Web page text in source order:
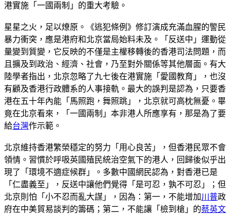
港實施「一國兩制」的重大考驗。
星星之火，足以燎原。《逃犯條例》修訂演成充滿血腥的警民
暴力衝突，應是港府和北京當局始料未及。「反送中」運動從
量變到質變，它反映的不僅是主權移轉後的香港司法問題，而
且擴及到政治、經濟、社會，乃至對外關係等其他層面。有大
陸學者指出，北京忽略了九七後在港實施「愛國教育」，也沒
有顧及香港行政體系的人事接軌。最大的誤判是認為，只要香
港在五十年內能「馬照跑，舞照跳」，北京就可高枕無憂。畢
竟在北京看來，「一國兩制」本非港人所應享有，那是為了要
給台灣作示範。
北京維持香港繁榮穩定的努力「用心良苦」，但香港民眾不會
領情。習慣於呼吸英國殖民統治空氣下的港人，回歸後似乎出
現了「環境不適症候群」。多數中國網民認為，對香港已是
「仁盡義至」，反送中讓他們覺得「是可忍，孰不可忍」；但
北京則怕「小不忍而亂大謀」，因為：第一，不能增加川普政
府在中美貿易談判的籌碼；第二，不能讓「檢到槍」的蔡英文